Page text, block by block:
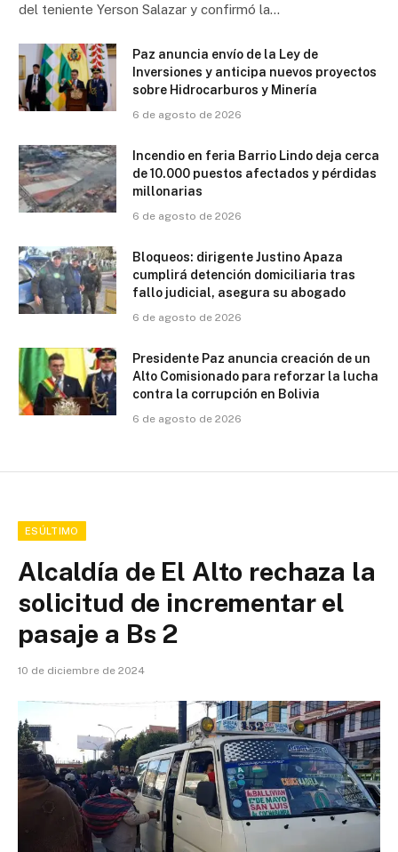
del teniente Yerson Salazar y confirmó la…
Paz anuncia envío de la Ley de
Inversiones y anticipa nuevos proyectos
sobre Hidrocarburos y Minería
6 de agosto de 2026
Incendio en feria Barrio Lindo deja cerca
de 10.000 puestos afectados y pérdidas
millonarias
6 de agosto de 2026
Bloqueos: dirigente Justino Apaza
cumplirá detención domiciliaria tras
fallo judicial, asegura su abogado
6 de agosto de 2026
Presidente Paz anuncia creación de un
Alto Comisionado para reforzar la lucha
contra la corrupción en Bolivia
6 de agosto de 2026
ESÚLTIMO
Alcaldía de El Alto rechaza la
solicitud de incrementar el
pasaje a Bs 2
10 de diciembre de 2024